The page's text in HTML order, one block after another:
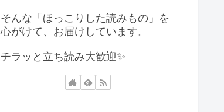
そんな「ほっこりした読みもの」を
心がけて、お届けしています。
チラッと立ち読み大歓迎✨️